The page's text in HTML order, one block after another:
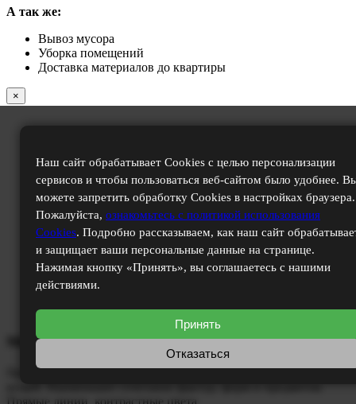
А так же:
Вывоз мусора
Уборка помещений
Доставка материалов до квартиры
×
Минимализм
Просторные помещения, свободные от лишних деталей и
вещей. Наименьшее сочетание фактур, форм и предметов.
Прямые линии, контрастные цвета.
Наш сайт обрабатывает Cookies с целью персонализации
сервисов и чтобы пользоваться веб-сайтом было удобнее.
можете запретить обработку Cookies в настройках браузера.
Пожалуйста, ознакомьтесь с политикой использования
Cookies. Подробно рассказываем, как наш сайт
и защищает ваши персональные данные на странице.
Нажимая кнопку «Принять», вы соглашаетесь с нашими
действиями.
Принять
Отказаться